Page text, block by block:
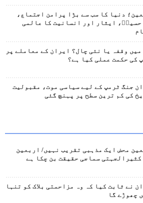
دنیا کا سب سے بڑا پرامن اجتماع،
حسینؑ، ایثار اور انسانیت کا عالمی
میں وقفہ یا نئی چال؟ ایران کے معاملے پر
کی حکمت عملی کیا ہے؟
جنگ ٹرمپ کے لیے سیاسی موت، مقبولیت
کی کم ترین سطح پر پہنچ گئی
محض ایک مذہبی تقریب نہیں/ اربعین
کثیرالجہتی سماجی حقیقت بن چکا ہے
نے ثابت کیا کہ وہ مزاحمتی بلاک کو تنہا
چھوڑے گا